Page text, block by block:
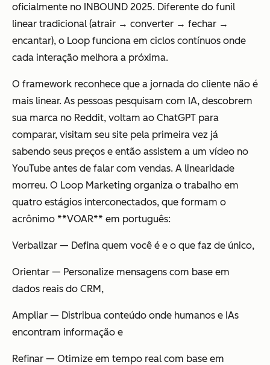
oficialmente no INBOUND 2025. Diferente do funil
linear tradicional (atrair → converter → fechar →
encantar), o Loop funciona em ciclos contínuos onde
cada interação melhora a próxima.
O framework reconhece que a jornada do cliente não é
mais linear. As pessoas pesquisam com IA, descobrem
sua marca no Reddit, voltam ao ChatGPT para
comparar, visitam seu site pela primeira vez já
sabendo seus preços e então assistem a um vídeo no
YouTube antes de falar com vendas. A linearidade
morreu. O Loop Marketing organiza o trabalho em
quatro estágios interconectados, que formam o
acrônimo **VOAR** em português:
Verbalizar — Defina quem você é e o que faz de único,
Orientar — Personalize mensagens com base em
dados reais do CRM,
Ampliar — Distribua conteúdo onde humanos e IAs
encontram informação e
Refinar — Otimize em tempo real com base em